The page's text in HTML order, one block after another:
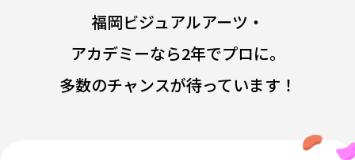
福岡ビジュアルアーツ・
アカデミーなら2年でプロに。
多数のチャンスが待っています！